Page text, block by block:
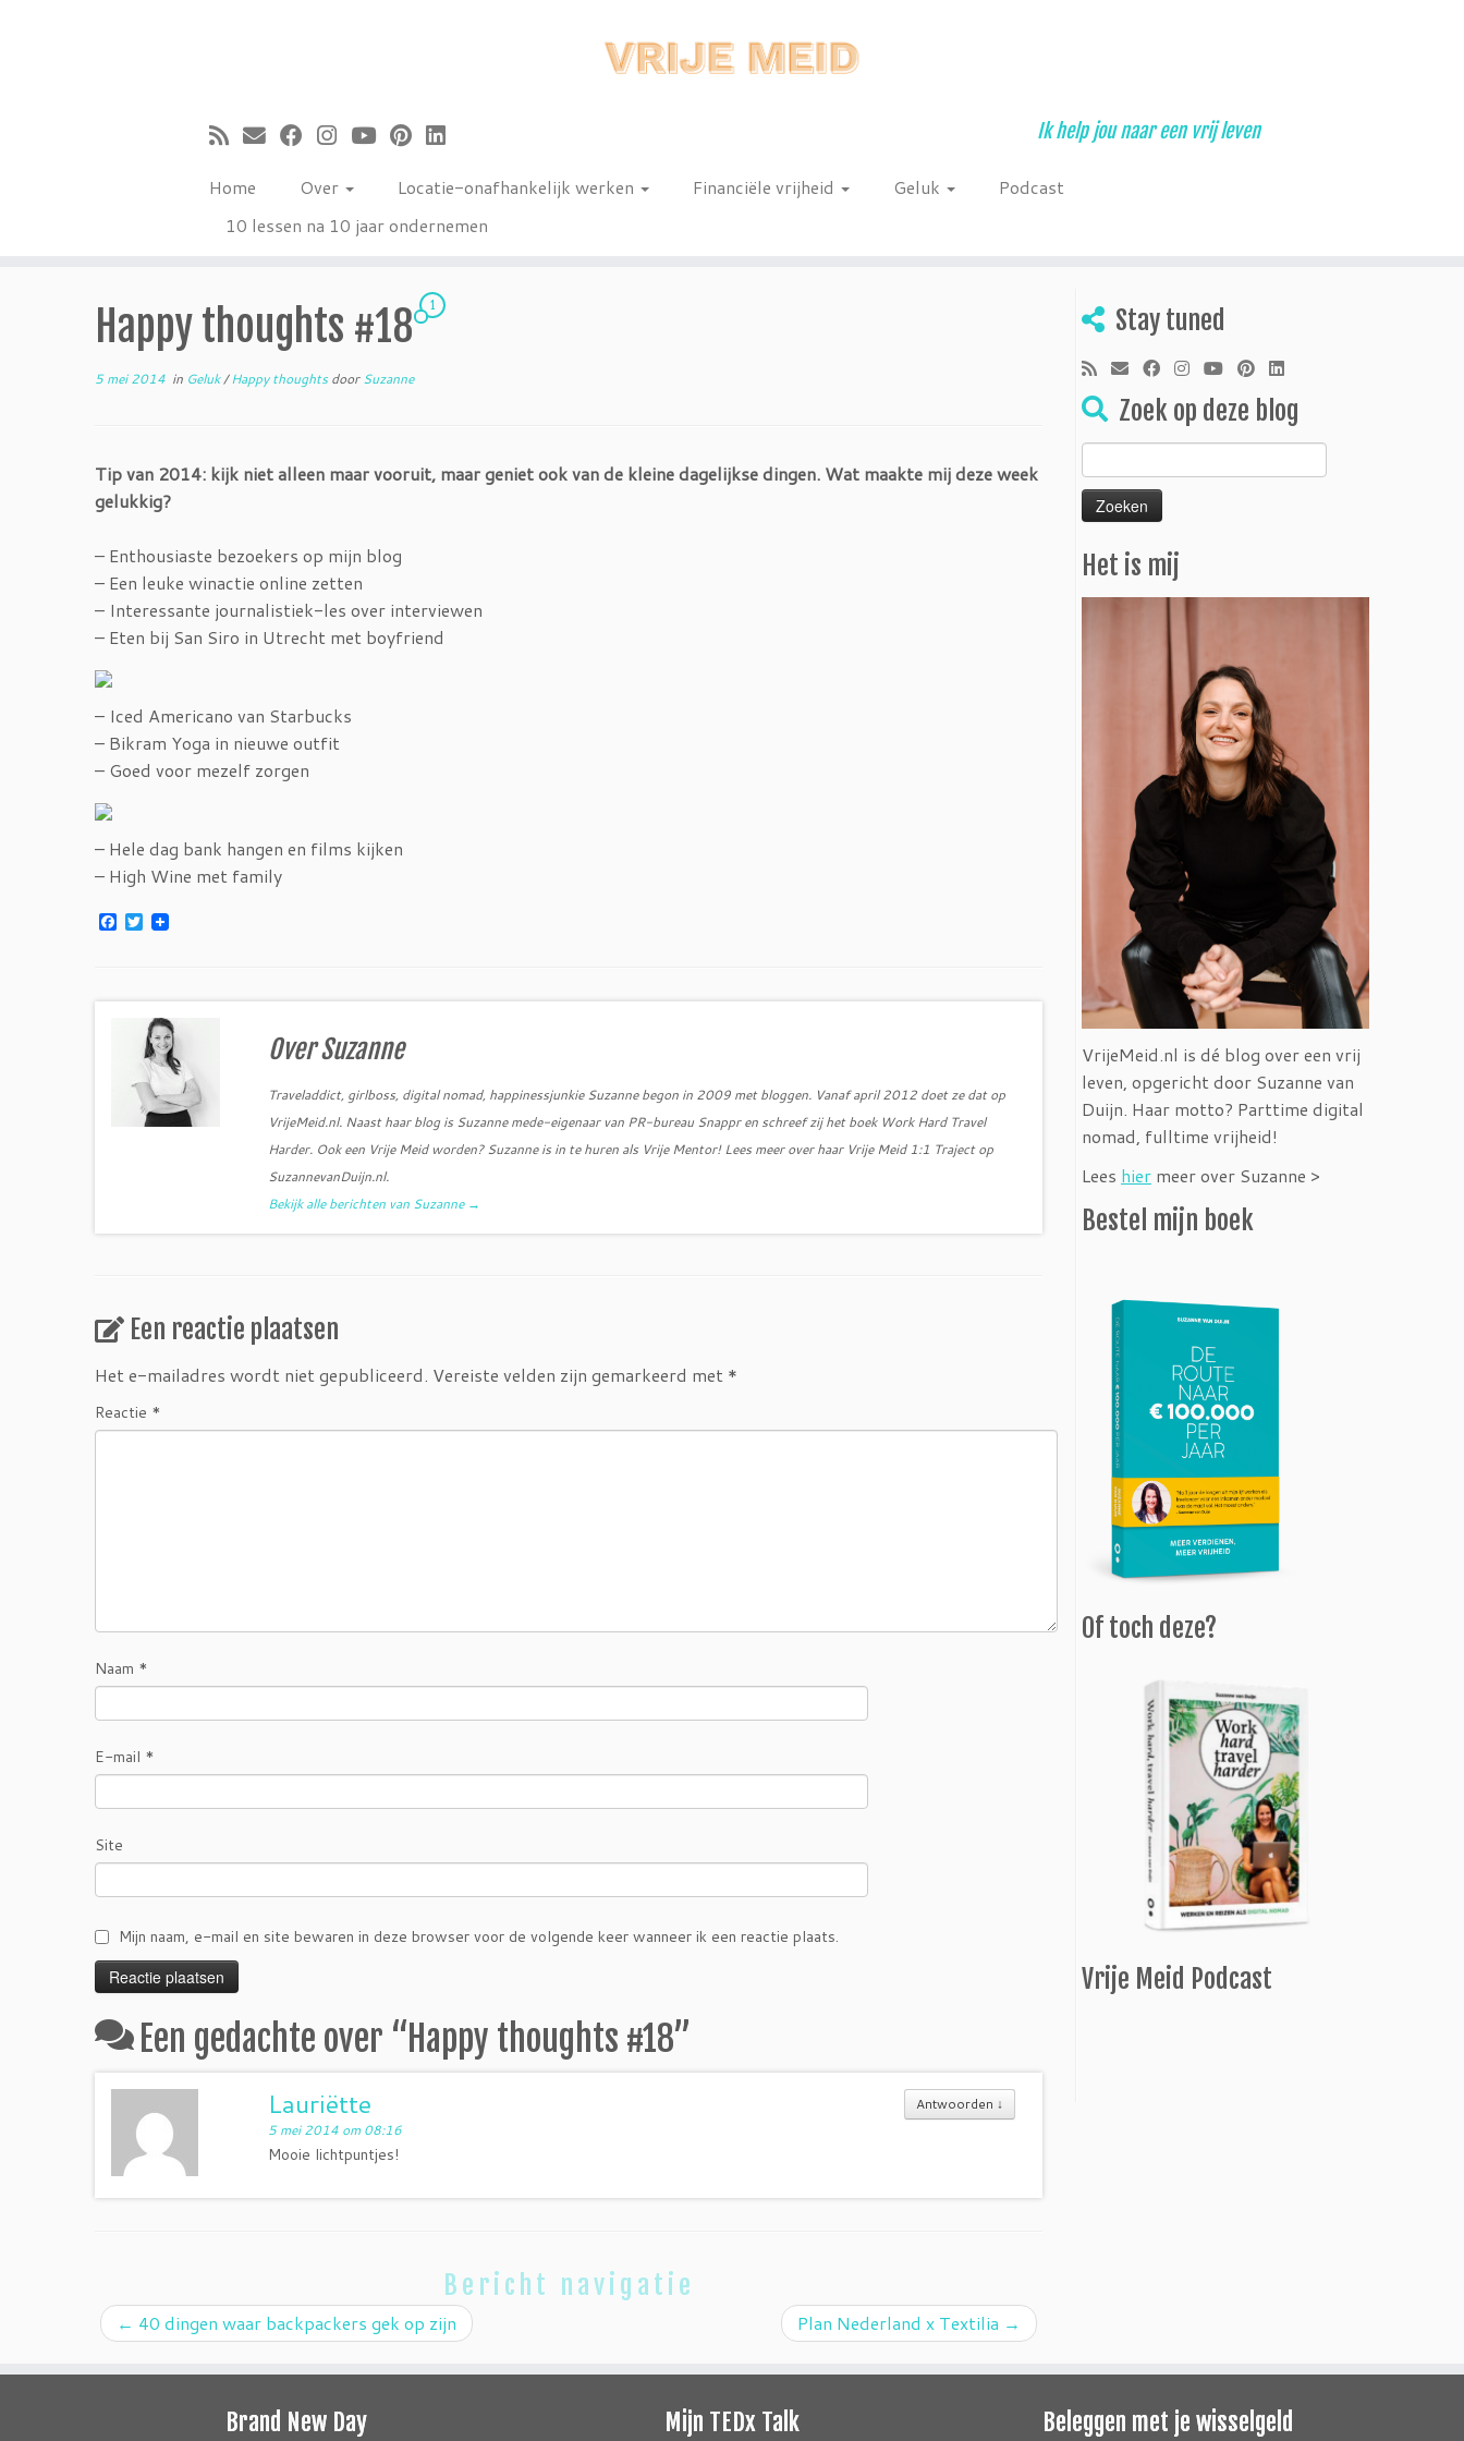
Ik help jou naar een vrij leven
Home Over Locatie-onafhankelijk werken Financiële vrijheid Geluk
Podcast
10 lessen na 10 jaar ondernemen
Happy thoughts #18 1
5 mei 2014 in Geluk/Happy thoughtsdoorSuzanne
Tip van 2014: kijk niet alleen maar vooruit, maar geniet ook van de kleine dagelijkse dingen. Wat maakte mij deze week
gelukkig?
– Enthousiaste bezoekers op mijn blog
– Een leuke winactie online zetten
– Interessante journalistiek-les over interviewen
– Eten bij San Siro in Utrecht met boyfriend
– Iced Americano van Starbucks
– Bikram Yoga in nieuwe outfit
– Goed voor mezelf zorgen
– Hele dag bank hangen en films kijken
– High Wine met family
F
o
T
w
e
r
Over Suzanne
Traveladdict, girlboss, digital nomad, happinessjunkie Suzanne begon in 2009 met bloggen. Vanaf april 2012 doet ze dat op
VrijeMeid.nl. Naast haar blog is Suzanne mede-eigenaar van PR-bureau Snappr en schreef zij het boek Work Hard Travel
Harder. Ook een Vrije Meid worden? Suzanne is in te huren als Vrije Mentor! Lees meer over haar Vrije Meid 1:1 Traject op
SuzannevanDuijn.nl.
Bekijk alle berichten van Suzanne →
Een reactie plaatsen
Het e-mailadres wordt niet gepubliceerd. Vereiste velden zijn gemarkeerd met *
Reactie *
Naam *
E-mail *
Site
Mijn naam, e-mail en site bewaren in deze browser voor de volgende keer wanneer ik een reactie plaats.
Een gedachte over “Happy thoughts #18”
Antwoorden ↓
Lauriëtte
5 mei 2014 om 08:16
Mooie lichtpuntjes!
Bericht navigatie
← 40 dingen waar backpackers gek op zijn Plan Nederland x Textilia →
Stay tuned
Zoek op deze blog
Zoeken
naar:
Het is mij
VrijeMeid.nl is dé blog over een vrij
leven, opgericht door Suzanne van
Duijn. Haar motto? Parttime digital
nomad, fulltime vrijheid!
Lees hier meer over Suzanne >
Bestel mijn boek
Of toch deze?
Vrije Meid Podcast
Brand New Day Mijn TEDx Talk Beleggen met je wisselgeld